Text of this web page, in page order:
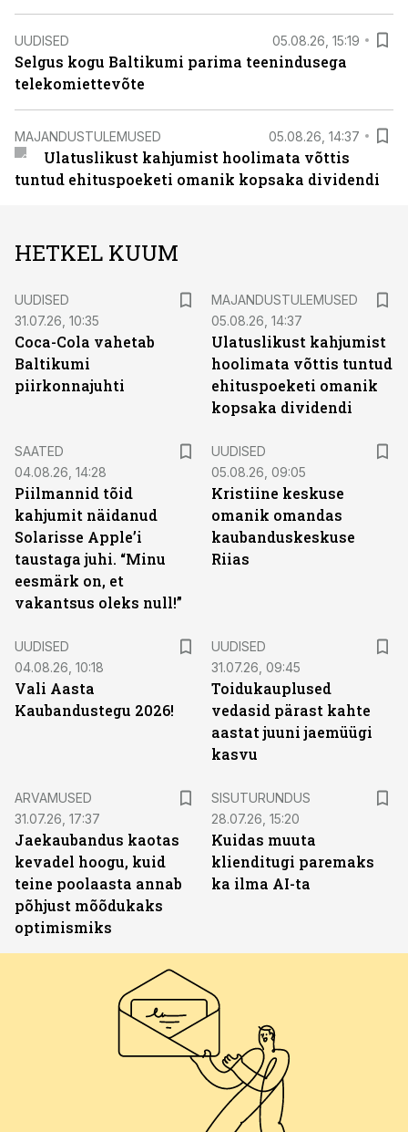
UUDISED 05.08.26, 15:19
Selgus kogu Baltikumi parima teenindusega
telekomiettevõte
MAJANDUSTULEMUSED 05.08.26, 14:37
Ulatuslikust kahjumist hoolimata võttis
tuntud ehituspoeketi omanik kopsaka dividendi
HETKEL KUUM
UUDISED
31.07.26, 10:35
Coca-Cola vahetab
Baltikumi
piirkonnajuhti
MAJANDUSTULEMUSED
05.08.26, 14:37
Ulatuslikust kahjumist
hoolimata võttis tuntud
ehituspoeketi omanik
kopsaka dividendi
SAATED
04.08.26, 14:28
Piilmannid tõid
kahjumit näidanud
Solarisse Apple’i
taustaga juhi. “Minu
eesmärk on, et
vakantsus oleks null!”
UUDISED
05.08.26, 09:05
Kristiine keskuse
omanik omandas
kaubanduskeskuse
Riias
UUDISED
04.08.26, 10:18
Vali Aasta
Kaubandustegu 2026!
UUDISED
31.07.26, 09:45
Toidukauplused
vedasid pärast kahte
aastat juuni jaemüügi
kasvu
ARVAMUSED
31.07.26, 17:37
Jaekaubandus kaotas
kevadel hoogu, kuid
teine poolaasta annab
põhjust mõõdukaks
optimismiks
SISUTURUNDUS
28.07.26, 15:20
Kuidas muuta
klienditugi paremaks
ka ilma AI-ta